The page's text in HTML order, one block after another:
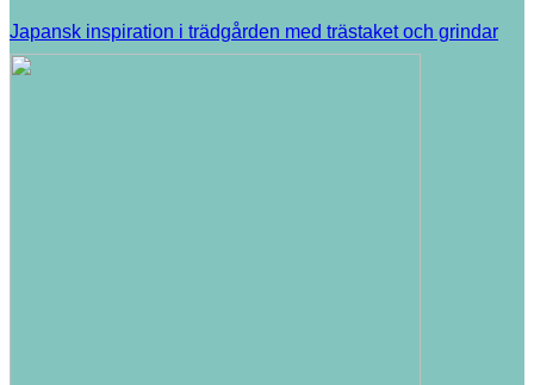
Japansk inspiration i trädgården med trästaket och grindar